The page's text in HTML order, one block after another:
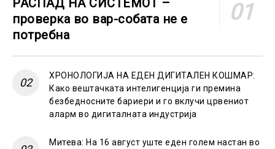
РАСПАД НА СИСТЕМОТ –
проверка во вар-собата не е
потребна
ХРОНОЛОГИЈА НА ЕДЕН ДИГИТАЛЕН КОШМАР:
Како вештачката интелигенција ги премина
безбедносните бариери и го вклучи црвениот
аларм во дигиталната индустрија
Митева: На 16 август уште еден голем настан во